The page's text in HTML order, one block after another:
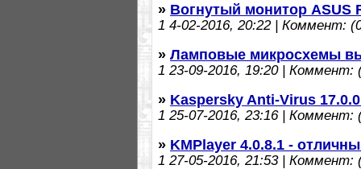
» Вогнутый монитор ASUS
1 4-02-2016, 20:22 | Коммент:
» Ламповые микросхемы
1 23-09-2016, 19:20 | Коммент:
» Kaspersky Anti-Virus
1 25-07-2016, 23:16 | Коммент:
» KMPlayer 4.0.8.1 -
1 27-05-2016, 21:53 | Коммент: